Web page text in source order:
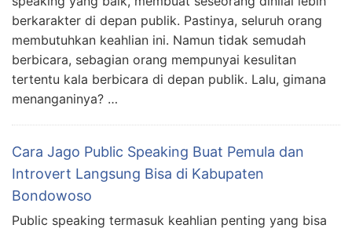
berkarakter di depan publik. Pastinya, seluruh orang
membutuhkan keahlian ini. Namun tidak semudah
berbicara, sebagian orang mempunyai kesulitan
tertentu kala berbicara di depan publik. Lalu, gimana
menanganinya? …
Cara Jago Public Speaking Buat Pemula dan
Introvert Langsung Bisa di Kabupaten
Bondowoso
Public speaking termasuk keahlian penting yang bisa